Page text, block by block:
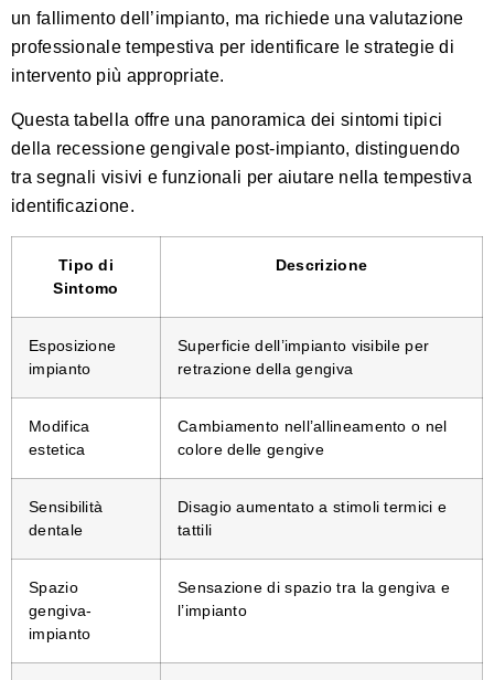
un fallimento dell’impianto, ma richiede una valutazione
professionale tempestiva per identificare le strategie di
intervento più appropriate.
Questa tabella offre una panoramica dei sintomi tipici
della recessione gengivale post-impianto, distinguendo
tra segnali visivi e funzionali per aiutare nella tempestiva
identificazione.
Tipo di
Sintomo
Descrizione
Esposizione
impianto
Superficie dell’impianto visibile per
retrazione della gengiva
Modifica
estetica
Cambiamento nell’allineamento o nel
colore delle gengive
Sensibilità
dentale
Disagio aumentato a stimoli termici e
tattili
Spazio
gengiva-
impianto
Sensazione di spazio tra la gengiva e
l’impianto